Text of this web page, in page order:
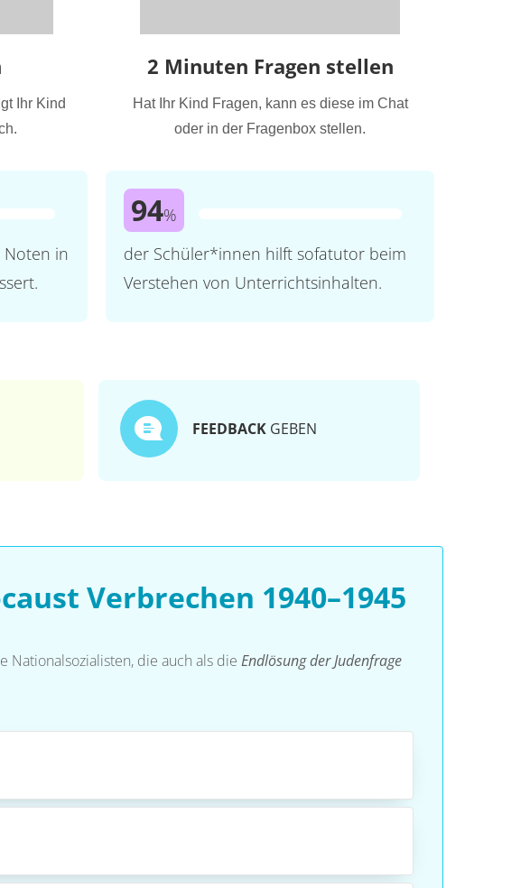
Ihr Kind
in
2 Minuten Fragen stellen
Hat Ihr Kind Fragen, kann es diese im Chat
oder in der Fragenbox stellen.
94%
der Schüler*innen hilft sofatutor beim
Verstehen von Unterrichtsinhalten.
FEEDBACK GEBEN
Verbrechen 1940–1945
Nationalsozialisten, die auch als die Endlösung der Judenfrage